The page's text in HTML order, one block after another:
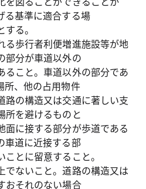
る基準に適合する場
る。
行者利便増進施設等が地
部分が車道以外の
。車道以外の部分であ
所、他の占用物件
造又は交通に著しい支
所を避けるものと
する部分が歩道である
車道に近接する部
留意すること。
いこと。道路の構造又は
おそれのない場合